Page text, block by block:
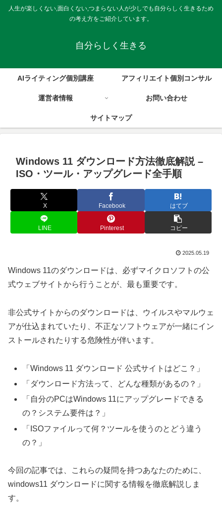
人生が楽しくない,面白くない,つまらない人が少しでも自分らしく生きるため
の考え方をご紹介しています。
自分らしく生きる
AIライティング個別講座 アフィリエイト個別コンサル
運営者情報 お問い合わせ
サイトマップ
Windows 11 ダウンロード方法徹底解説 –
ISO・ツール・アップグレード全手順
X Facebook はてブ
LINE Pinterest コピー
2025.05.19
Windows 11のダウンロードは、必ずマイクロソフトの公
式ウェブサイトから行うことが、最も重要です。
非公式サイトからのダウンロードは、ウイルスやマルウェ
アが仕込まれていたり、不正なソフトウェアが一緒にイン
ストールされたりする危険性が伴います。
「Windows 11 ダウンロード 公式サイトはどこ？」
「ダウンロード方法って、どんな種類があるの？」
「自分のPCはWindows 11にアップグレードできる
の？システム要件は？」
「ISOファイルって何？ツールを使うのとどう違う
の？」
今回の記事では、これらの疑問を持つあなたのために、
windows11 ダウンロードに関する情報を徹底解説しま
す。